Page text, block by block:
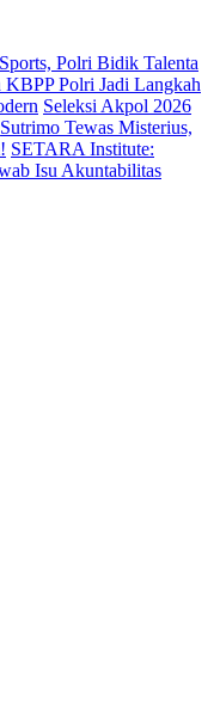
Polri Bidik Talenta
KBPP Polri Jadi Langkah
Seleksi Akpol 2026
Sutrimo Tewas Misterius,
SETARA Institute:
Isu Akuntabilitas